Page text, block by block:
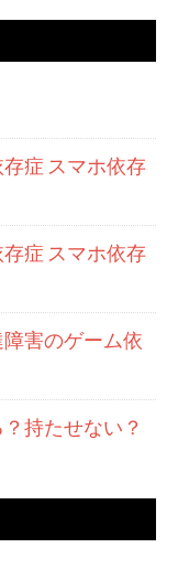
症 スマホ依存
症 スマホ依存
害のゲーム依
持たせない？